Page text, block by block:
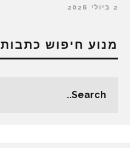
2 ביולי 2026
מנוע חיפוש